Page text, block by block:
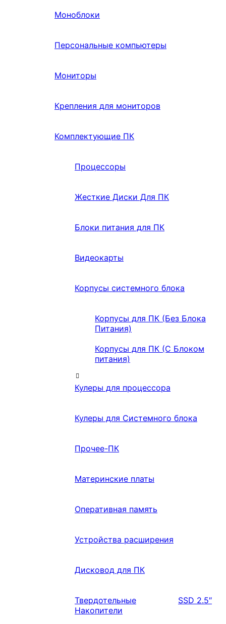
Моноблоки
Персональные компьютеры
Мониторы
Крепления для мониторов
Комплектующие ПК
Процессоры
Жесткие Диски Для ПК
Блоки питания для ПК
Видеокарты
Корпусы системного блока
Корпусы для ПК (Без Блока
Питания)
Корпусы для ПК (С Блоком
питания)
Кулеры для процессора
Кулеры для Системного блока
Прочее-ПК
Материнские платы
Оперативная память
Устройства расширения
Дисковод для ПК
Твердотельные
Накопители
SSD 2.5″